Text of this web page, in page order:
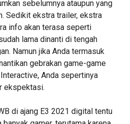
sebelumnya ataupun yang
Sedikit ekstra trailer, ekstra
info akan terasa seperti
lama dinanti di tengah
Namun jika Anda termasuk
gebrakan game-game
Anda sepertinya
ekspektasi.
di ajang E3 2021 digital tentu